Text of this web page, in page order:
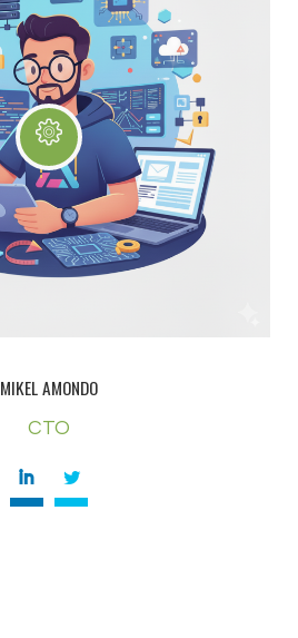
MIKEL AMONDO
CTO